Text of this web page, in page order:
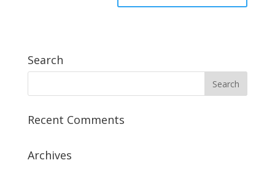
Search
Recent Comments
Archives